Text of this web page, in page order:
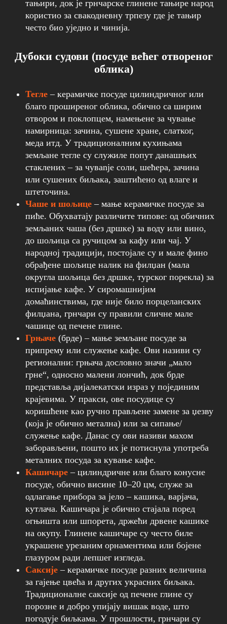
тањири, док је грнчарске глинене тањире народ
користио за свакодневну трпезу где је тањир
често био уједно и чинија.
Дубоки судови (посуде већег отвореног
облика)
Тегле – керамичке посуде цилиндричног или
благо проширеног облика, обично са ширим
отвором и поклопцем, намењене за чување
намирница: зачина, сушене хране, слатког,
меда итд. У традиционалним кухињама
земљане тегле су служиле попут данашњих
стаклених – за чувanje соли, шећера, зачина
или сушених биљака, заштићено од влаге и
штеточина.
Чаше и шољице – мање керамичке посуде за
пиће. Обухватају различите типове: од обичних
земљаних чаша (без дршке) за воду или вино,
до шољица са ручицом за кафу или чај. У
народној традицији, постојале су и мале фино
обрађене шољице налик на филџан (мала
округла шољица без дршке, турског порекла) за
испијање кафе. У сиромашнијим
домаћинствима, где није било порцеланских
филџана, грнчари су правили сличне мале
чашице од печене глине.
Грњаче (брде) – мање земљане посуде за
припрему или служење кафе. Ови називи су
регионални: грњача дословно значи „мало
грне“, односно малени лончић, док брде
представља дијалекатски израз у појединим
крајевима. У пракси, ове посудице су
коришћене као ручно прављене замене за џезву
(која је обично метална) или за сипање/
служење кафе. Данас су ови називи махом
заборављени, пошто их је потиснула употреба
металних посуда за кување кафе.
Кашичаре – цилиндричне или благо конусне
посуде, обично висине 10–20 цм, служе за
одлагање прибора за јело – кашика, варјача,
кутлача. Кашичара је обично стајала поред
огњишта или шпорета, држећи дрвене кашике
на окупу. Глинене кашичаре су често биле
украшене урезаним орнаментима или бојене
глазуром ради лепшег изгледа.
Саксије – керамичке посуде разних величина
за гајење цвећа и других украсних биљака.
Традиционалне саксије од печене глине су
порозне и добро упијају вишак воде, што
погодује биљкама. У прошлости, грнчари су